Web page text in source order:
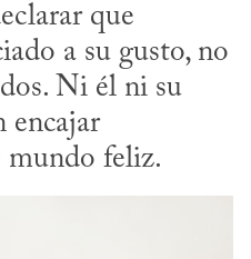
que
a su gusto, no
Ni él ni su
encajar
mundo feliz.